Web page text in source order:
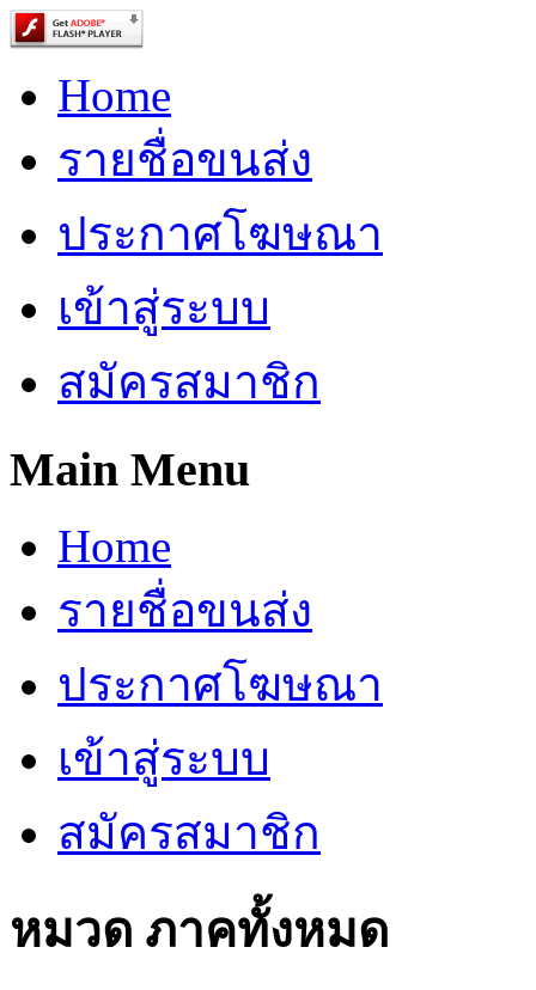
Home
รายชื่อขนส่ง
ประกาศโฆษณา
เข้าสู่ระบบ
สมัครสมาชิก
Main Menu
Home
รายชื่อขนส่ง
ประกาศโฆษณา
เข้าสู่ระบบ
สมัครสมาชิก
หมวด ภาคทั้งหมด